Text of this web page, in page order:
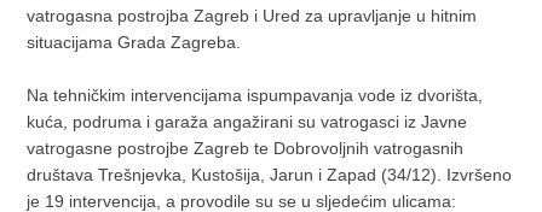
vatrogasna postrojba Zagreb i Ured za upravljanje u hitnim
situacijama Grada Zagreba.
Na tehničkim intervencijama ispumpavanja vode iz dvorišta,
kuća, podruma i garaža angažirani su vatrogasci iz Javne
vatrogasne postrojbe Zagreb te Dobrovoljnih vatrogasnih
društava Trešnjevka, Kustošija, Jarun i Zapad (34/12). Izvršeno
je 19 intervencija, a provodile su se u sljedećim ulicama: